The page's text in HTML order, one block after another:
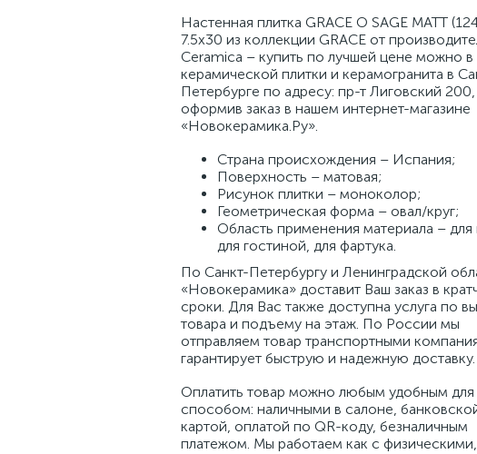
Настенная плитка GRACE O SAGE MATT
7.5x30 из коллекции GRACE от
Ceramica – купить по лучшей цене можно в
керамической плитки и керамогранита в
Петербурге по адресу: пр-т Лиговский
оформив заказ в нашем интернет-магазине
«Новокерамика.Ру».
Страна происхождения – Испания;
Поверхность – матовая;
Рисунок плитки – моноколор;
Геометрическая форма – овал/круг;
Область применения материала – для
для гостиной, для фартука.
По Санкт-Петербургу и Ленинградской
«Новокерамика» доставит Ваш заказ в
сроки. Для Вас также доступна услуга по
товара и подъему на этаж. По России мы
отправляем товар транспортными
гарантирует быструю и надежную доставку.
Оплатить товар можно любым удобным для
способом: наличными в салоне,
картой, оплатой по QR-коду, безналичным
платежом. Мы работаем как с физическими,